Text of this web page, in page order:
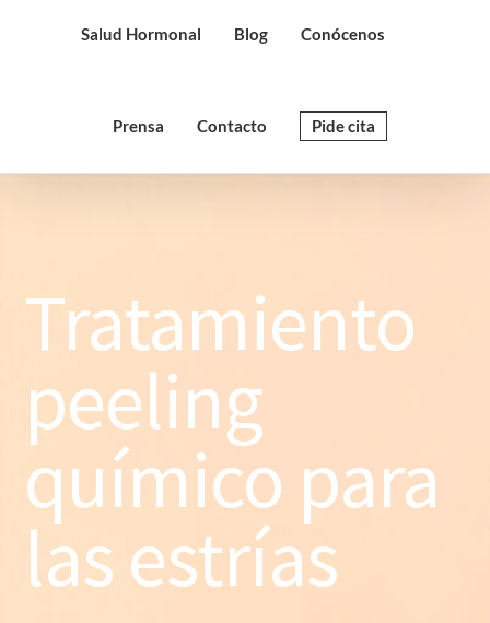
Salud Hormonal Blog Conócenos
Prensa Contacto Pide cita
Tratamiento
peeling
químico para
las estrías